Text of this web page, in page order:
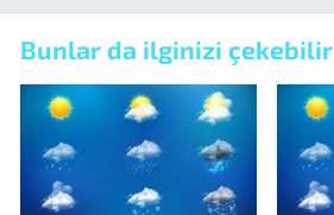
Bunlar da ilginizi çekebilir